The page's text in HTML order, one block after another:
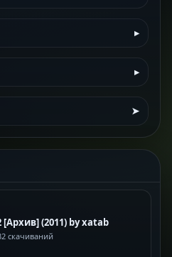
▸
▸
➤
[Архив] (2011) by xatab
скачиваний